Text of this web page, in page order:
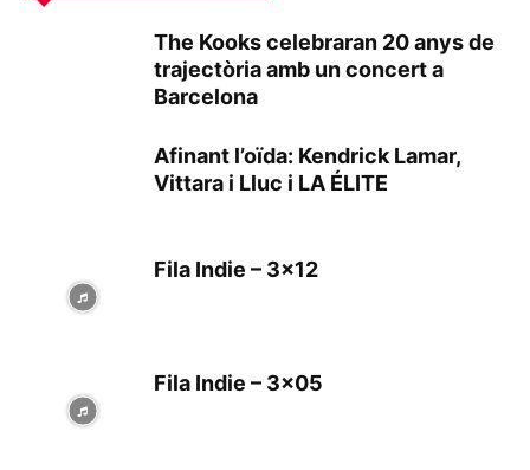
The Kooks celebraran 20 anys de
trajectòria amb un concert a
Barcelona
Afinant l’oïda: Kendrick Lamar,
Vittara i Lluc i LA ÉLITE
Fila Indie – 3×12
Fila Indie – 3×05